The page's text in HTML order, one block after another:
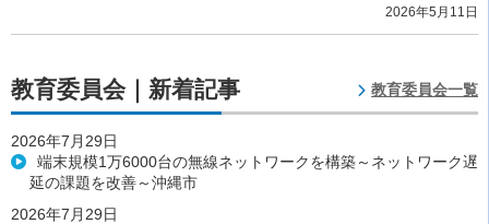
2026年5月11日
教育委員会｜新着記事 教育委員会一覧
2026年7月29日
端末規模1万6000台の無線ネットワークを構築～ネットワーク遅
延の課題を改善～沖縄市
2026年7月29日